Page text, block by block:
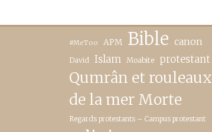
#MeToo APM Bible canon
David Islam Moabite protestant
Qumrân et rouleaux
de la mer Morte
Regards protestants – Campus protestant